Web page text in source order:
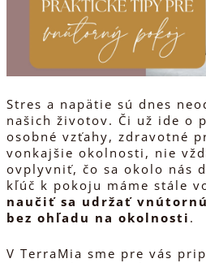
Stres a napätie sú dnes
našich životov. Či už ide o
osobné vzťahy, zdravotné
vonkajšie okolnosti, nie
ovplyvniť, čo sa okolo nás
kľúč k pokoju máme stále
naučiť sa udržať
bez ohľadu na okolnosti .
V TerraMia sme pre vás